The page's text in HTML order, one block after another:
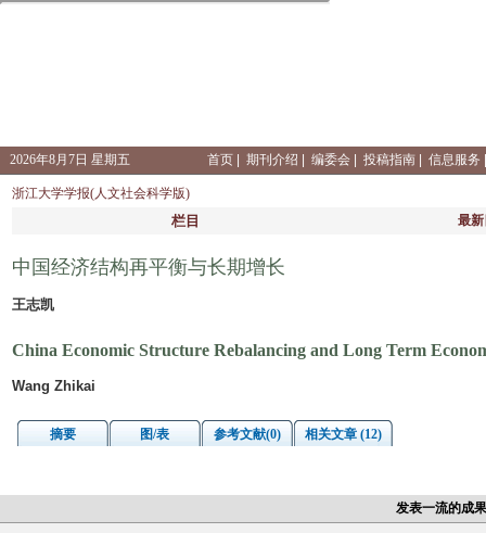
2026年8月7日 星期五 首页 期刊介绍 编委会 投稿指南 信息服务
浙江大学学报(人文社会科学版)
栏目 最
中国经济结构再平衡与长期增长
王志凯
China Economic Structure Rebalancing and Long Term
Wang Zhikai
摘要 图/表 参考文献(0) 相关文章 (12)
发表一流的成